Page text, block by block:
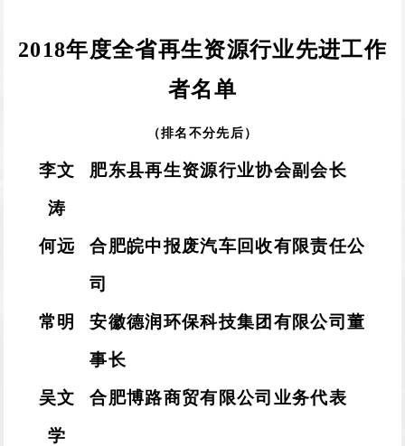
2018年度全省再生资源行业先进工作
者名单
（排名不分先后）
李文
涛
肥东县再生资源行业协会副会长
何远
合肥皖中报废汽车回收有限责任公
司
常明
安徽德润环保科技集团有限公司董
事长
吴文
学
合肥博路商贸有限公司业务代表